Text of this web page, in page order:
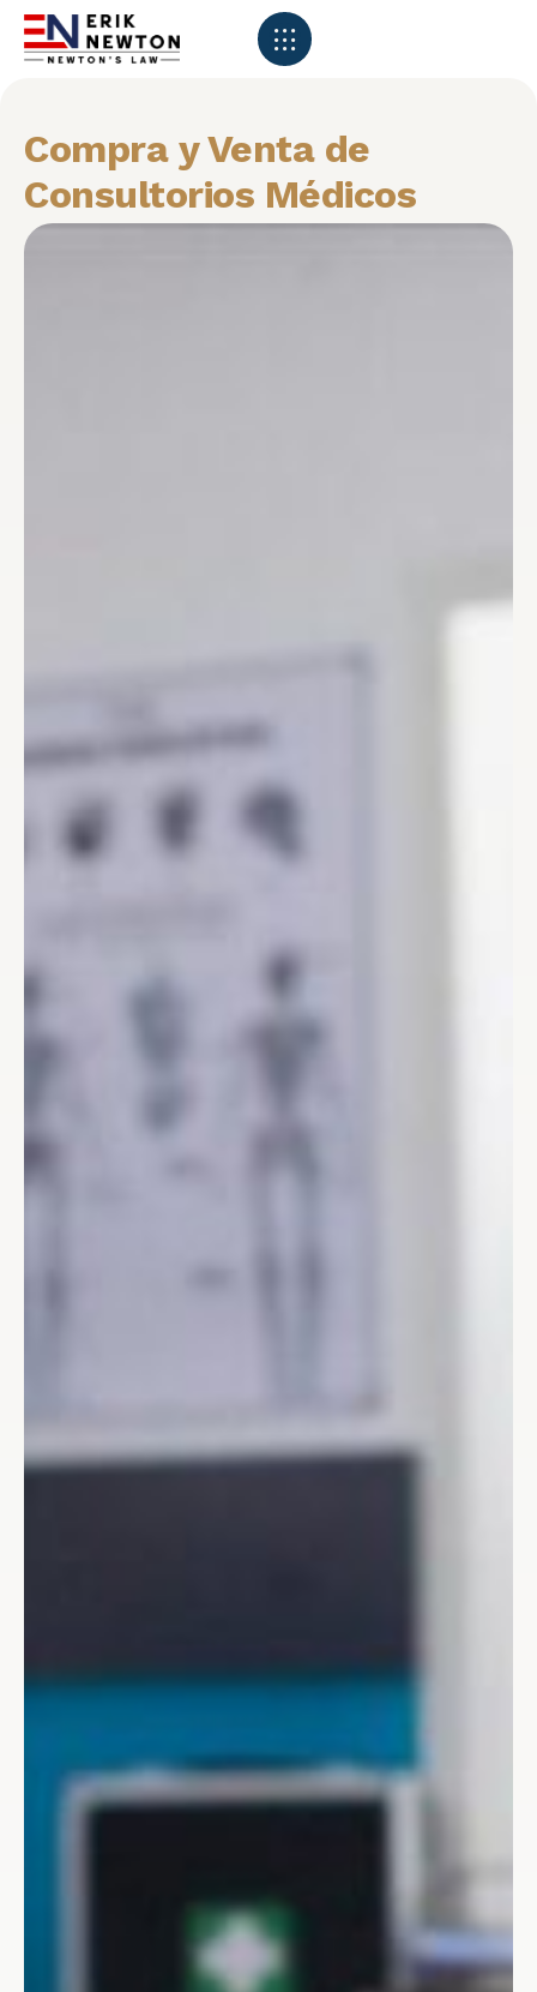
Compra y Venta de
Consultorios Médicos